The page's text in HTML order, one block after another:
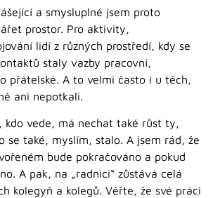
a smysluplné jsem proto
prostor. Pro aktivity,
lidí z různých prostředí, kdy se
staly vazby pracovní,
přátelské. A to velmi často i u těch,
ani nepotkali.
kdo vede, má nechat také růst ty,
se také, myslím, stalo. A jsem rád, že
bude pokračováno a pokud
A pak, na „radnici“ zůstává celá
kolegyň a kolegů. Věřte, že své práci